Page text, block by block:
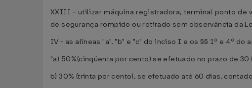
XXIII - utilizar máquina registradora, terminal ponto de
de segurança rompido ou retirado sem observância da
IV - as alíneas "a", "b" e "c" do inciso I e os §§ 1º e 4º do
"a) 50%(cinqüenta por cento) se efetuado no prazo de
b) 30% (trinta por cento), se efetuado até 60 dias,